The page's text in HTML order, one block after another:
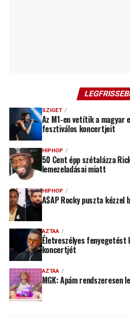
SZIGET
Az M1-en vetítik a magyar
fesztiválos koncertjeit
HIPHOP
50 Cent épp szétalázza
lemezeladásai miatt
HIPHOP
A$AP Rocky puszta kézzel
AZTAA
Életveszélyes fenyegetést
koncertjét
AZTAA
MGK: Apám rendszeresen